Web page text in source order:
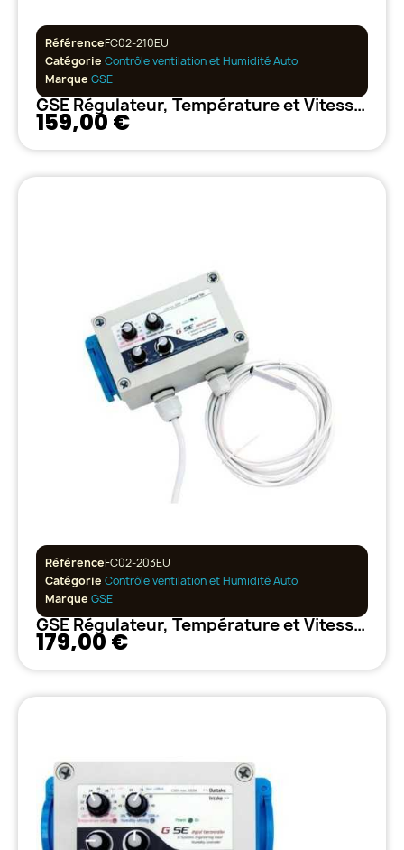
RéférenceFC02-210EU
Catégorie Contrôle ventilation et Humidité Auto
Marque GSE
GSE Régulateur, Température et Vitesse Min/Max avec hystérésis 10A
159,00 €
RéférenceFC02-203EU
Catégorie Contrôle ventilation et Humidité Auto
Marque GSE
GSE Régulateur, Température et Vitesse Min/Max avec hystérésis 2.5A
179,00 €